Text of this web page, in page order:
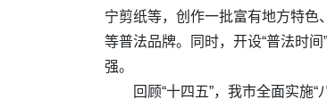
宁剪纸等，创作一批富有地方特色
等普法品牌。同时，开设“普法时
强。
回顾“十四五”，我市全面实施